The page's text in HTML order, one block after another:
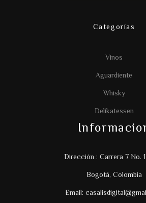
Categorías
Vinos
Aguardiente
Whisky
Delikatessen
Dirección : Carrera 7 No.
Bogotá, Colombia
Email: